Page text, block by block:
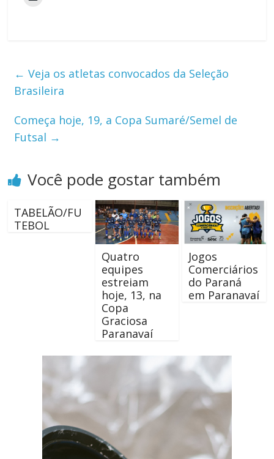
← Veja os atletas convocados da Seleção
Brasileira
Começa hoje, 19, a Copa Sumaré/Semel de
Futsal →
Você pode gostar também
TABELÃO/FU
TEBOL
Quatro
equipes
estreiam
hoje, 13, na
Copa
Graciosa
Paranavaí
Jogos
Comerciários
do Paraná
em Paranavaí